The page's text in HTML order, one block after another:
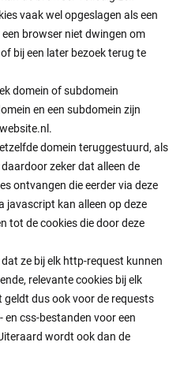
vaak wel opgeslagen als een
browser niet dwingen om
bij een later bezoek terug te
domein of subdomein
en een subdomein zijn
domein teruggestuurd, als
zeker dat alleen de
ontvangen die eerder via deze
javascript kan alleen op deze
tot de cookies die door deze
ze bij elk http-request kunnen
relevante cookies bij elk
dus ook voor de requests
css-bestanden voor een
wordt ook dan de